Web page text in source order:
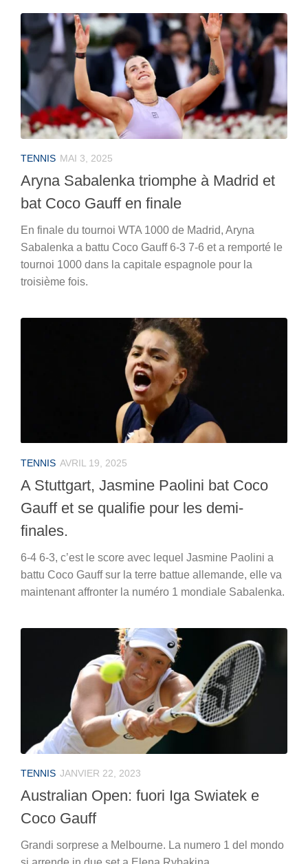
TENNIS MAI 3, 2025
Aryna Sabalenka triomphe à Madrid et
bat Coco Gauff en finale
En finale du tournoi WTA 1000 de Madrid, Aryna
Sabalenka a battu Coco Gauff 6-3 7-6 et a remporté le
tournoi 1000 dans la capitale espagnole pour la
troisième fois.
TENNIS AVRIL 19, 2025
A Stuttgart, Jasmine Paolini bat Coco
Gauff et se qualifie pour les demi-
finales.
6-4 6-3, c’est le score avec lequel Jasmine Paolini a
battu Coco Gauff sur la terre battue allemande, elle va
maintenant affronter la numéro 1 mondiale Sabalenka.
TENNIS JANVIER 22, 2023
Australian Open: fuori Iga Swiatek e
Coco Gauff
Grandi sorprese a Melbourne. La numero 1 del mondo